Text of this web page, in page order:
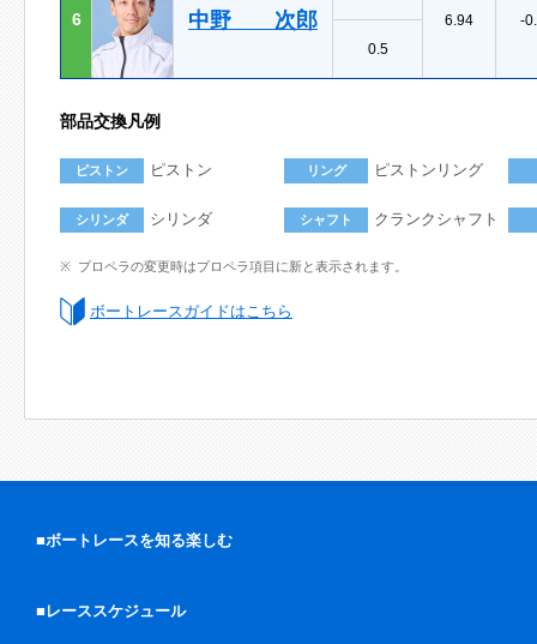
6 中野 次郎
6.94
-
0.5
部品交換凡例
ピストン ピストン リング ピストンリング
シリンダ シリンダ シャフト クランクシャフト
プロペラの変更時はプロペラ項目に新と表示されます。
ボートレースガイドはこちら
■ボートレースを知る楽しむ
■レーススケジュール